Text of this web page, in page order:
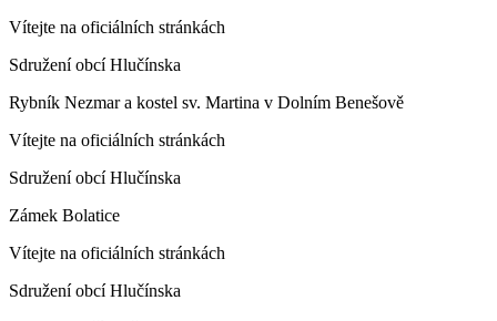
Vítejte na oficiálních stránkách
Sdružení obcí Hlučínska
Rybník Nezmar a kostel sv. Martina v Dolním Benešově
Vítejte na oficiálních stránkách
Sdružení obcí Hlučínska
Zámek Bolatice
Vítejte na oficiálních stránkách
Sdružení obcí Hlučínska